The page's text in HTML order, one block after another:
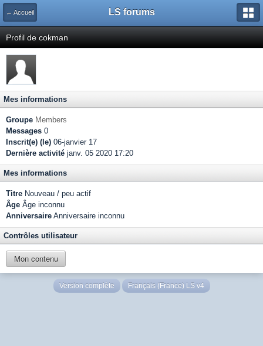
← Accueil LS forums
Profil de cokman
Mes informations
Groupe Members
Messages 0
Inscrit(e) (le) 06-janvier 17
Dernière activité janv. 05 2020 17:20
Mes informations
Titre Nouveau / peu actif
Âge Âge inconnu
Anniversaire Anniversaire inconnu
Contrôles utilisateur
Mon contenu
Version complète Français (France) LS v4